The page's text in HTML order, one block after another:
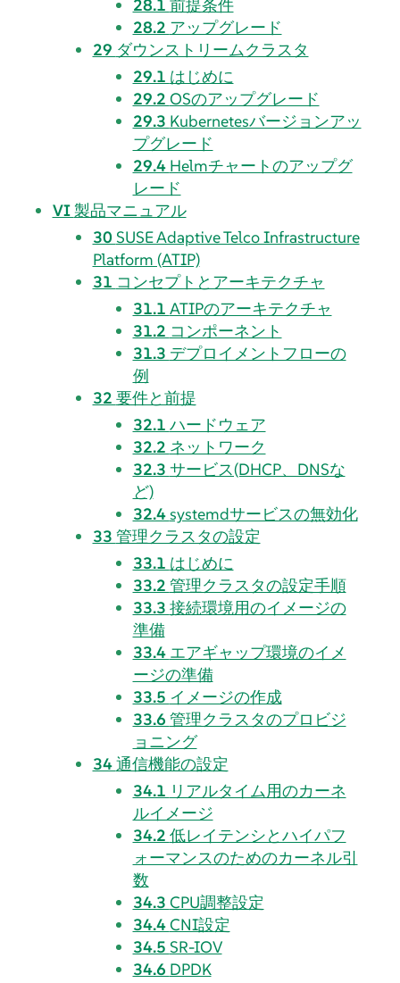
28.1 前提条件
28.2 アップグレード
29 ダウンストリームクラスタ
29.1 はじめに
29.2 OSのアップグレード
29.3 Kubernetesバージョンアッ
プグレード
29.4 Helmチャートのアップグ
レード
VI 製品マニュアル
30SUSE Adaptive Telco Infrastructure
Platform (ATIP)
31 コンセプトとアーキテクチャ
31.1 ATIPのアーキテクチャ
31.2 コンポーネント
31.3 デプロイメントフローの
例
32 要件と前提
32.1 ハードウェア
32.2 ネットワーク
32.3 サービス(DHCP、DNSな
ど)
32.4 systemdサービスの無効化
33 管理クラスタの設定
33.1 はじめに
33.2 管理クラスタの設定手順
33.3 接続環境用のイメージの
準備
33.4 エアギャップ環境のイメ
ージの準備
33.5 イメージの作成
33.6 管理クラスタのプロビジ
ョニング
34通信機能の設定
34.1 リアルタイム用のカーネ
ルイメージ
34.2 低レイテンシとハイパフ
ォーマンスのためのカーネル引
数
34.3 CPU調整設定
34.4CNI設定
34.5 SR-IOV
34.6 DPDK